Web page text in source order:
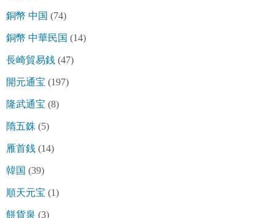
銅幣 中国 (74)
銅幣 中華民国 (14)
長崎貿易銭 (47)
開元通宝 (197)
隆武通宝 (8)
隋五銖 (5)
雁首銭 (14)
韓国 (39)
順天元宝 (1)
餅貨泉 (3)